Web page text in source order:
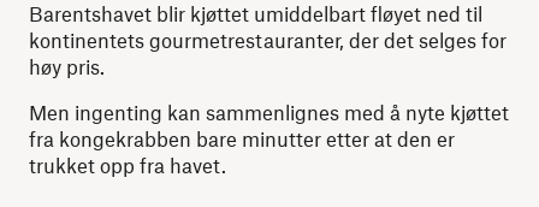
Barentshavet blir kjøttet umiddelbart fløyet ned til
kontinentets gourmetrestauranter, der det selges for
høy pris.
Men ingenting kan sammenlignes med å nyte kjøttet
fra kongekrabben bare minutter etter at den er
trukket opp fra havet.